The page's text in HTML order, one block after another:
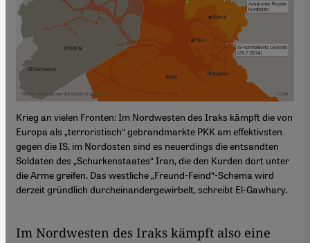
Krieg an vielen Fronten: Im Nordwesten des Iraks kämpft die von
Europa als „terroristisch“ gebrandmarkte PKK am effektivsten
gegen die IS, im Nordosten sind es neuerdings die entsandten
Soldaten des „Schurkenstaates“ Iran, die den Kurden dort unter
die Arme greifen. Das westliche „Freund-Feind“-Schema wird
derzeit gründlich durcheinandergewirbelt, schreibt El-Gawhary.
Im Nordwesten des Iraks kämpft also eine